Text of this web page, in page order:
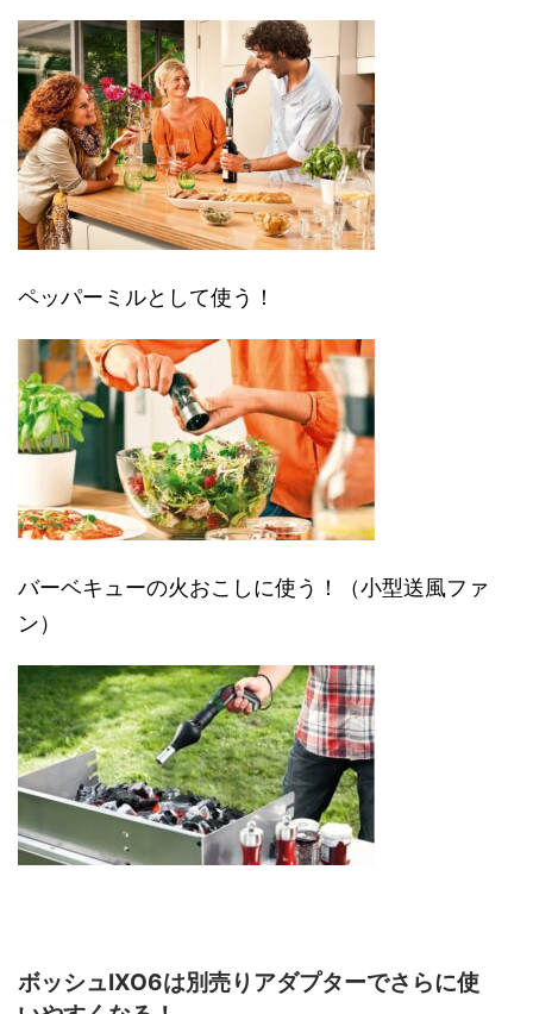
ペッパーミルとして使う！
バーベキューの火おこしに使う！（小型送風ファ
ン）
ボッシュIXO6は別売りアダプターでさらに使